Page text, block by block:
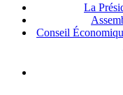
La
Conseil